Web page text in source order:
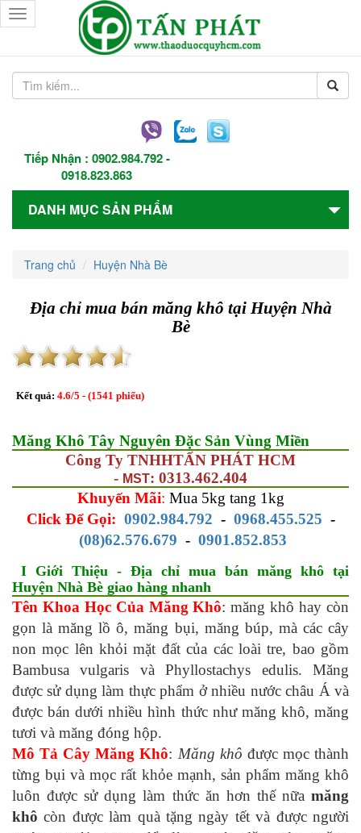
Tiếp Nhận : 0902.984.792-
0918.823.863
Toggle
navigation
DANH MỤC SẢN PHẨM
Trang chủ Huyện Nhà Bè
Địa chỉ mua bán măng khô tại Huyện Nhà
Bè
Kết quả: 4.6/5 - (1541 phiếu)
Măng Khô Tây Nguyên Đặc Sản Vùng Miền
Công Ty TNHHTẤN PHÁT HCM
- MST: 0313.462.404
Khuyến Mãi: Mua 5kg tang 1kg
Click Để Gọi: 0902.984.792 - 0968.455.525 -
(08)62.576.679 - 0901.852.853
I Giới Thiệu - Địa chỉ mua bán măng khô tại
Huyện Nhà Bè giao hàng nhanh
Tên Khoa Học Của Măng Khô: măng khô hay còn
gọn là măng lồ ô, măng bụi, măng búp, mà các cây
non mọc lên khỏi mặt đất của các loài tre, bao gồm
Bambusa vulgaris và Phyllostachys edulis. Măng
được sử dụng làm thực phẩm ở nhiều nước châu Á và
được bán dưới nhiều hình thức như măng khô, măng
tươi và măng đóng hộp.
Mô Tả Cây Măng Khô: Măng khô được mọc thành
từng bụi và mọc rất khỏe mạnh, sản phẩm măng khô
luôn được sử dụng làm thức ăn hơn thế nữa măng
khô còn được làm quà tặng ngày tết và được người